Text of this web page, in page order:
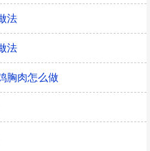
法
法
胸肉怎么做